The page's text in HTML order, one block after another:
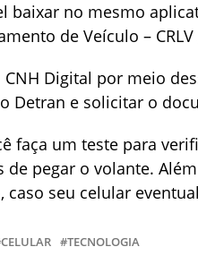
baixar no mesmo
de Veículo –
Digital por meio
Detran e solicitar o
faça um teste para
pegar o volante.
seu celular
CELULAR TECNOLOGIA